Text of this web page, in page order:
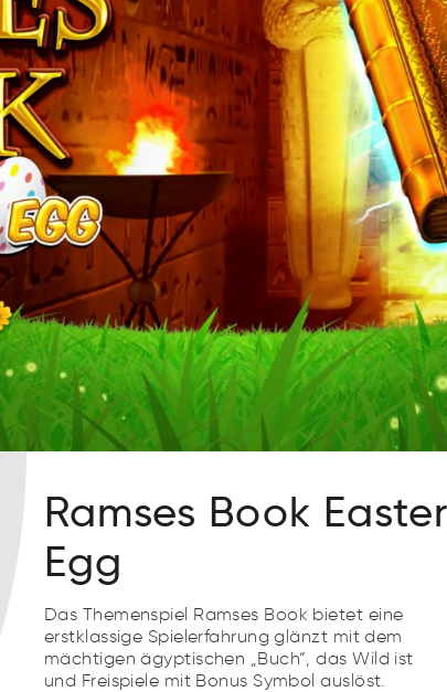
Ramses Book Easter
Egg
Das Themenspiel Ramses Book bietet eine
erstklassige Spielerfahrung glänzt mit dem
mächtigen ägyptischen „Buch“, das Wild ist
und Freispiele mit Bonus Symbol auslöst.